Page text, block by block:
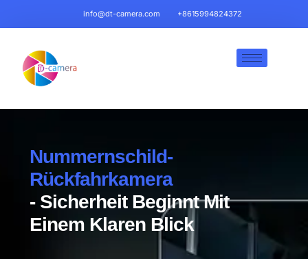
info@dt-camera.com +8615994824372
Nummernschild-
Rückfahrkamera
- Sicherheit Beginnt Mit
Einem Klaren Blick